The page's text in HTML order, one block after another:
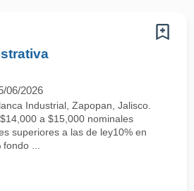
06/2026
Industrial, Zapopan, Jalisco.
a $15,000 nominales
superiores a las de ley10% en
...